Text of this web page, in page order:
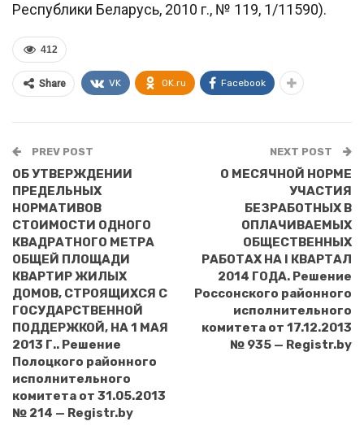
Республики Беларусь, 2010 г., № 119, 1/11590).
412
Share VK OK.ru Facebook
PREV POST
ОБ УТВЕРЖДЕНИИ
ПРЕДЕЛЬНЫХ
НОРМАТИВОВ
СТОИМОСТИ ОДНОГО
КВАДРАТНОГО МЕТРА
ОБЩЕЙ ПЛОЩАДИ
КВАРТИР ЖИЛЫХ
ДОМОВ, СТРОЯЩИХСЯ С
ГОСУДАРСТВЕННОЙ
ПОДДЕРЖКОЙ, НА 1 МАЯ
2013 Г.. Решение
Полоцкого районного
исполнительного
комитета от 31.05.2013
№ 214 — Registr.by
NEXT POST
О МЕСЯЧНОЙ НОРМЕ
УЧАСТИЯ
БЕЗРАБОТНЫХ В
ОПЛАЧИВАЕМЫХ
ОБЩЕСТВЕННЫХ
РАБОТАХ НА I КВАРТАЛ
2014 ГОДА. Решение
Россонского районного
исполнительного
комитета от 17.12.2013
№ 935 — Registr.by